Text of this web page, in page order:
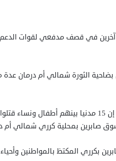
أعلنت سلطات ولاية الخرطوم، الإثنين، مقتل 15 مدنيا وإصابة 61 آخرين في قصف
الثورة شمالي أم درمان عدة
صابرين بمحلية كرري شمالي أم
بكرري المكتظ بالمواطنين